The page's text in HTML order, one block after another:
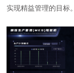
实现精益管理的目标。